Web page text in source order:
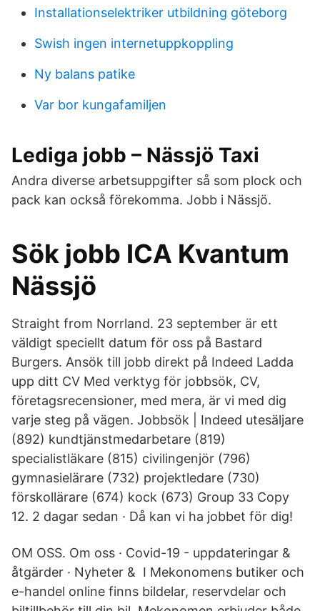
Installationselektriker utbildning göteborg
Swish ingen internetuppkoppling
Ny balans patike
Var bor kungafamiljen
Lediga jobb – Nässjö Taxi
Andra diverse arbetsuppgifter så som plock och
pack kan också förekomma. Jobb i Nässjö.
Sök jobb ICA Kvantum
Nässjö
Straight from Norrland. 23 september är ett
väldigt speciellt datum för oss på Bastard
Burgers. Ansök till jobb direkt på Indeed Ladda
upp ditt CV Med verktyg för jobbsök, CV,
företagsrecensioner, med mera, är vi med dig
varje steg på vägen. Jobbsök | Indeed utesäljare
(892) kundtjänstmedarbetare (819)
specialistläkare (815) civilingenjör (796)
gymnasielärare (732) projektledare (730)
förskollärare (674) kock (673) Group 33 Copy
12. 2 dagar sedan · Då kan vi ha jobbet för dig!
OM OSS. Om oss · Covid-19 - uppdateringar &
åtgärder · Nyheter & I Mekonomens butiker och
e-handel online finns bildelar, reservdelar och